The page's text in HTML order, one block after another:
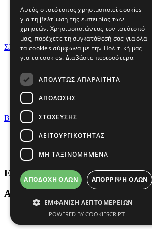
Όροι χρήσης
Τρόποι Πληρωμής
Πολιτική Δεδομένων
ΣΧΕΤΙΚΑ ΜΕ ΕΜΑΣ
Carter's Inc.
Environmental, Social and Governance
Investor Relations
International Shipping
BRANDS
Carter's®
OshKosh B'gosh®
Skip Hop®
Εγγραφή & Κέρδισε10% εκπτωση
ΑΚΟΛΟΥΘΗΣΕ ΜΑΣ
Αυτός ο ιστότοπος χρησιμοποιεί cookies
για τη βελτίωση της εμπειρίας των
χρηστών. Χρησιμοποιώντας τον ιστότοπό
μας, παρέχετε τη συγκατάθεσή σας για όλα
τα cookies σύμφωνα με την Πολιτική μας
για τα cookies. Διαβάστε περισσότερα
ΑΠΟΛΎΤΩΣ ΑΠΑΡΑΊΤΗΤΑ
ΑΠΌΔΟΣΗΣ
ΣΤΌΧΕΥΣΗΣ
ΛΕΙΤΟΥΡΓΙΚΌΤΗΤΑΣ
ΜΗ ΤΑΞΙΝΟΜΗΜΈΝΑ
ΑΠΟΔΟΧΉ ΌΛΩΝ ΑΠΌΡΡΙΨΗ ΌΛΩΝ
ΕΜΦΆΝΙΣΗ ΛΕΠΤΟΜΕΡΕΙΏΝ
POWERED BY COOKIESCRIPT